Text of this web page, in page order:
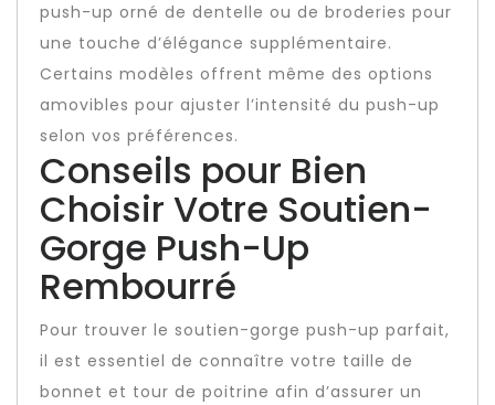
push-up orné de dentelle ou de broderies pour
une touche d’élégance supplémentaire.
Certains modèles offrent même des options
amovibles pour ajuster l’intensité du push-up
selon vos préférences.
Conseils pour Bien
Choisir Votre Soutien-
Gorge Push-Up
Rembourré
Pour trouver le soutien-gorge push-up parfait,
il est essentiel de connaître votre taille de
bonnet et tour de poitrine afin d’assurer un